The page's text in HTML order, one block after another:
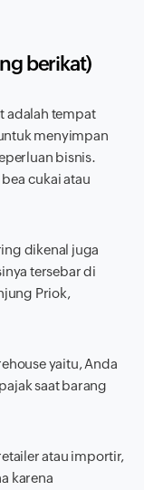
berikat)
adalah tempat
menyimpan
bisnis.
cukai atau
dikenal juga
tersebar di
Priok,
yaitu, Anda
saat barang
atau importir,
karena